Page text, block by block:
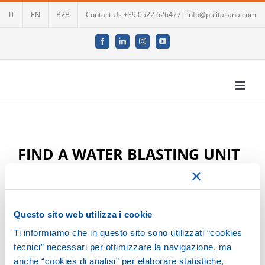
Questo sito web utilizza i cookie
Ti informiamo che in questo sito sono utilizzati “cookies
tecnici” necessari per ottimizzare la navigazione, ma
anche “cookies di analisi” per elaborare statistiche,
IT EN B2B Contact Us +39 0522 626477| info@ptcitaliana.com
FacebookLinkedInInstagramYouTube
FIND A WATER BLASTING UNIT